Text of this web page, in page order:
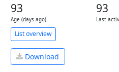
93
Age (days ago)
93
Last
List overview
Download